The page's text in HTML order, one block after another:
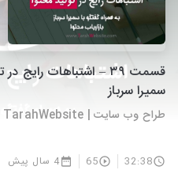
قسمت ۳۹ – اشتباهات
سمیرا سرباز
طراح وب سایت | TarahWebsite
32:38
65 4 سال پیش